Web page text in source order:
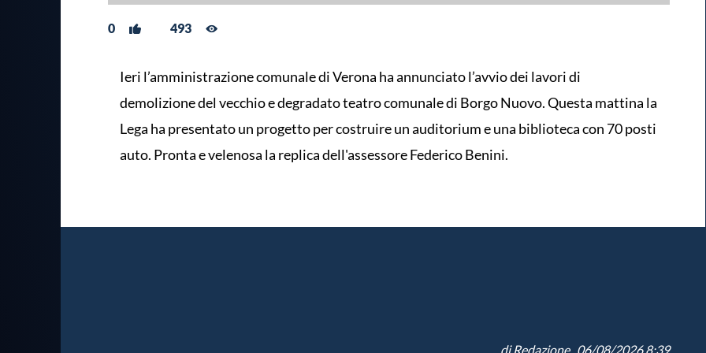
0 493
Ieri l’amministrazione comunale di Verona ha annunciato l’avvio dei lavori di
demolizione del vecchio e degradato teatro comunale di Borgo Nuovo. Questa mattina la
Lega ha presentato un progetto per costruire un auditorium e una biblioteca con 70 posti
auto. Pronta e velenosa la replica dell'assessore Federico Benini.
diRedazione, 06/08/2026 8:39